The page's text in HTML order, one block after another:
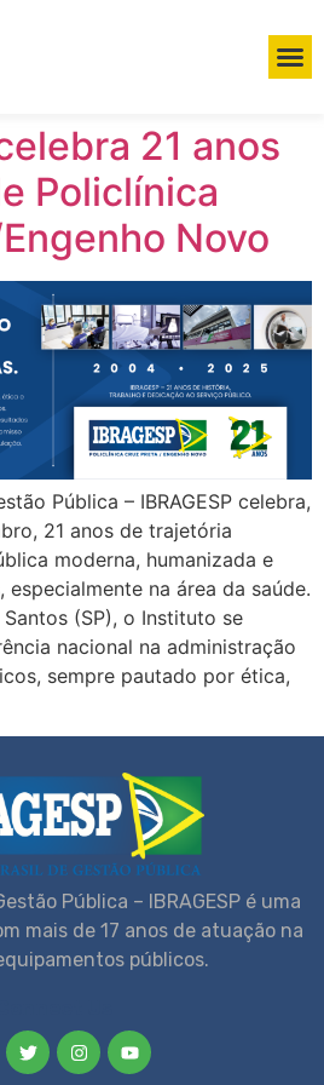
21 anos
Policlínica
Novo
Pública – IBRAGESP celebra,
21 anos de trajetória
moderna, humanizada e
na área da saúde.
(SP), o Instituto se
nacional na administração
sempre pautado por ética,
Pública – IBRAGESP é uma
mais de 17 anos de atuação na
públicos.